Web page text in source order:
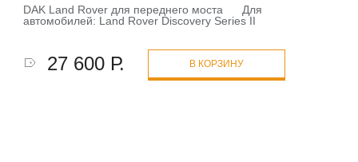
DAK Land Rover для переднего моста Для
автомобилей: Land Rover Discovery Series II
27 600 Р. В КОРЗИНУ